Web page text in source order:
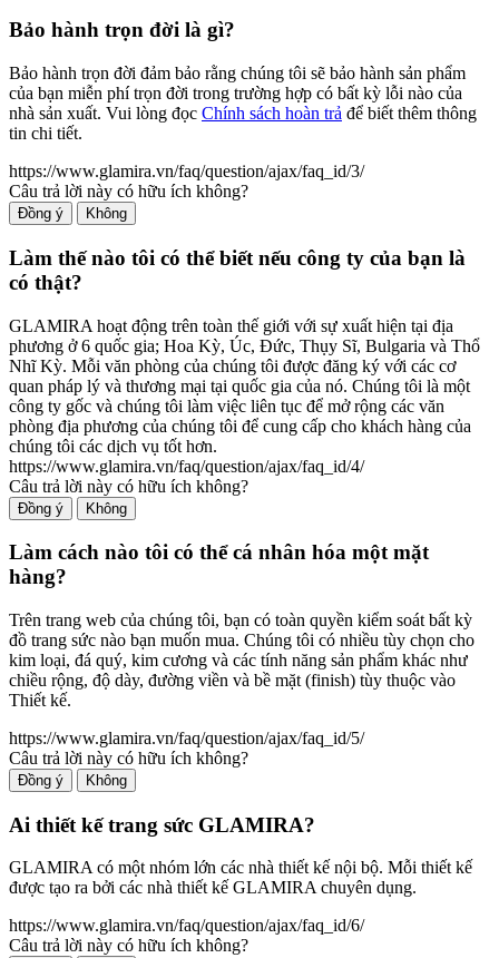
Bảo hành trọn đời là gì?
Bảo hành trọn đời đảm bảo rằng chúng tôi sẽ bảo hành sản phẩm
của bạn miễn phí trọn đời trong trường hợp có bất kỳ lỗi nào của
nhà sản xuất. Vui lòng đọc Chính sách hoàn trả để biết thêm thông
tin chi tiết.
https://www.glamira.vn/faq/question/ajax/faq_id/3/
Câu trả lời này có hữu ích không?
Đồng ý Không
Làm thế nào tôi có thể biết nếu công ty của bạn là
có thật?
GLAMIRA hoạt động trên toàn thế giới với sự xuất hiện tại địa
phương ở 6 quốc gia; Hoa Kỳ, Úc, Đức, Thụy Sĩ, Bulgaria và Thổ
Nhĩ Kỳ. Mỗi văn phòng của chúng tôi được đăng ký với các cơ
quan pháp lý và thương mại tại quốc gia của nó. Chúng tôi là một
công ty gốc và chúng tôi làm việc liên tục để mở rộng các văn
phòng địa phương của chúng tôi để cung cấp cho khách hàng của
chúng tôi các dịch vụ tốt hơn.
https://www.glamira.vn/faq/question/ajax/faq_id/4/
Câu trả lời này có hữu ích không?
Đồng ý Không
Làm cách nào tôi có thể cá nhân hóa một mặt
hàng?
Trên trang web của chúng tôi, bạn có toàn quyền kiểm soát bất kỳ
đồ trang sức nào bạn muốn mua. Chúng tôi có nhiều tùy chọn cho
kim loại, đá quý, kim cương và các tính năng sản phẩm khác như
chiều rộng, độ dày, đường viền và bề mặt (finish) tùy thuộc vào
Thiết kế.
https://www.glamira.vn/faq/question/ajax/faq_id/5/
Câu trả lời này có hữu ích không?
Đồng ý Không
Ai thiết kế trang sức GLAMIRA?
GLAMIRA có một nhóm lớn các nhà thiết kế nội bộ. Mỗi thiết kế
được tạo ra bởi các nhà thiết kế GLAMIRA chuyên dụng.
https://www.glamira.vn/faq/question/ajax/faq_id/6/
Câu trả lời này có hữu ích không?